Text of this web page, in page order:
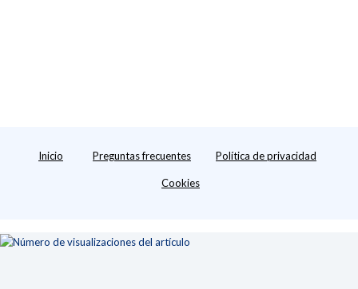
Inicio Preguntas frecuentes Política de privacidad
Cookies